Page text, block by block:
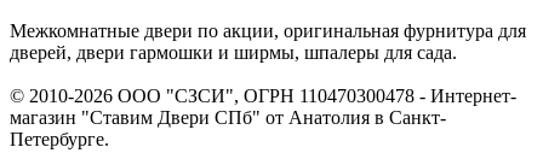
Межкомнатные двери по акции, оригинальная фурнитура для
дверей, двери гармошки и ширмы, шпалеры для сада.
© 2010-2026 ООО "СЗСИ", ОГРН 110470300478 - Интернет-
магазин "Ставим Двери СПб" от Анатолия в Санкт-
Петербурге.